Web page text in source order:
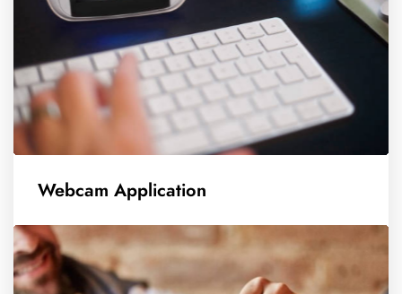
Webcam Application